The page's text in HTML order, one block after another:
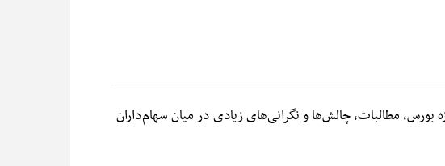
مطالبات، چالش‌ها و نگرانی‌های زیادی در میان سهام‌داران